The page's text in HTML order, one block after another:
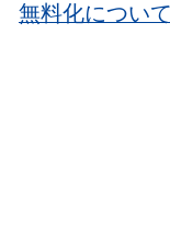
無料化について